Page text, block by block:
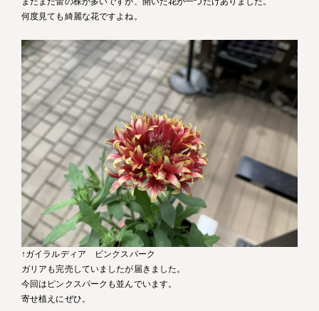
何度見ても綺麗な花ですよね。
↑ガイラルディア ピンクスパーク
ガリアも完売していましたが届きました。
今回はピンクスパークも並んでいます。
寄せ植えにぜひ。